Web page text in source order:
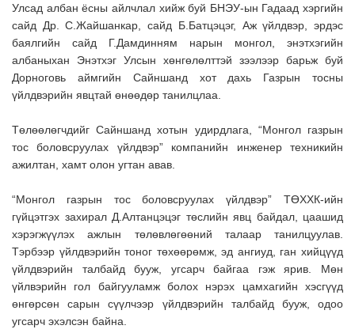
Улсад албан ёсны айлчлал хийж буй БНЭУ-ын Гадаад хэргийн
сайд Др. С.Жайшанкар, сайд Б.Батцэцэг, Аж үйлдвэр, эрдэс
баялгийн сайд Г.Дамдинням нарын монгол, энэтхэгийн
албаныхан Энэтхэг Улсын хөнгөлөлттэй зээлээр барьж буй
Дорноговь аймгийн Сайншанд хот дахь Газрын тосны
үйлдвэрийн явцтай өнөөдөр танилцлаа.
Төлөөлөгчдийг Сайншанд хотын удирдлага, “Монгол газрын
тос боловсруулах үйлдвэр” компанийн инженер техникийн
ажилтан, хамт олон угтан авав.
“Монгол газрын тос боловсруулах үйлдвэр” ТӨХХК-ийн
гүйцэтгэх захирал Д.Алтанцэцэг төслийн явц байдал, цаашид
хэрэгжүүлэх ажлын төлөвлөгөөний талаар танилцуулав.
Тэрбээр үйлдвэрийн тоног төхөөрөмж, эд ангиуд, ган хийцүүд
үйлдвэрийн талбайд бууж, угсарч байгаа гэж ярив. Мөн
үйлвэрийн гол байгууламж болох нэрэх цамхагийн хэсгүүд
өнгөрсөн сарын сүүлчээр үйлдвэрийн талбайд бууж, одоо
угсарч эхэлсэн байна.